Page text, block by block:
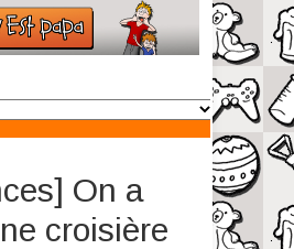
On a
croisière